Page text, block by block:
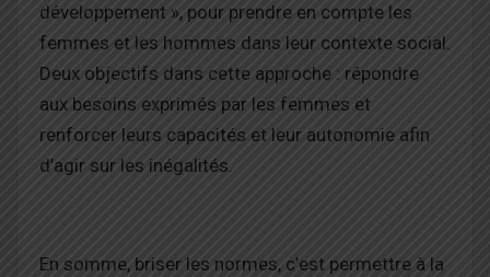
développement », pour prendre en compte les
femmes et les hommes dans leur contexte social.
Deux objectifs dans cette approche : répondre
aux besoins exprimés par les femmes et
renforcer leurs capacités et leur autonomie afin
d’agir sur les inégalités.
En somme, briser les normes, c’est permettre à la